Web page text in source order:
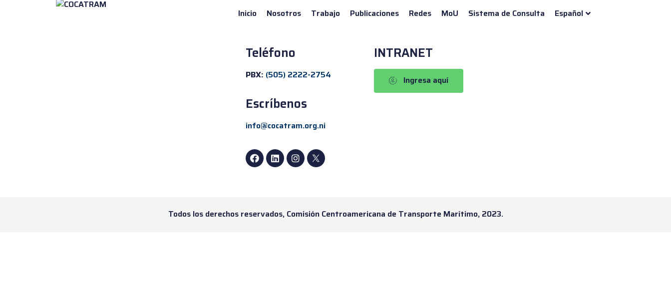
Inicio Nosotros Trabajo Publicaciones Redes MoU Sistema de Consulta Español
Teléfono
PBX: (505) 2222-2754
Escríbenos
info@cocatram.org.ni
INTRANET
Ingresa aquí
Todos los derechos reservados, Comisión Centroamericana de Transporte Marítimo, 2023.